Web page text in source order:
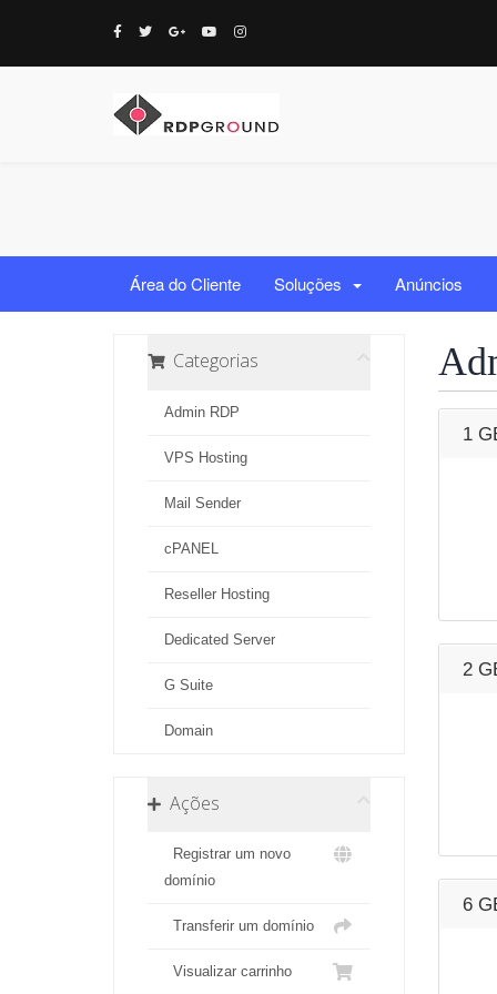
Área do Cliente Soluções Anúncios
Categorias
Admin RDP
VPS Hosting
Mail Sender
cPANEL
Reseller Hosting
Dedicated Server
G Suite
Domain
Ações
Registrar um novo
domínio
Transferir um domínio
Visualizar carrinho
1
2
6